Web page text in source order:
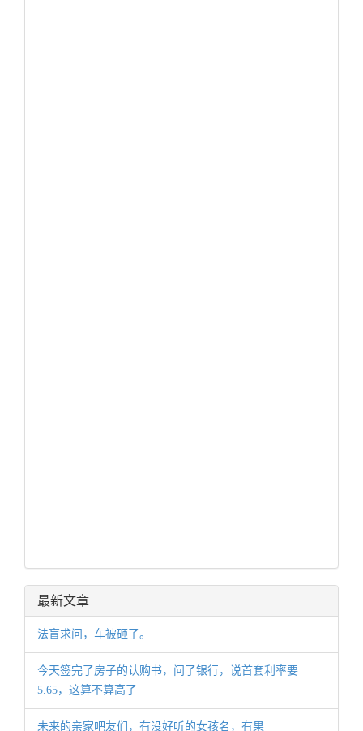
最新文章
法盲求问，车被砸了。
今天签完了房子的认购书，问了银行，说首套利率要
5.65，这算不算高了
未来的亲家吧友们，有没好听的女孩名，有果